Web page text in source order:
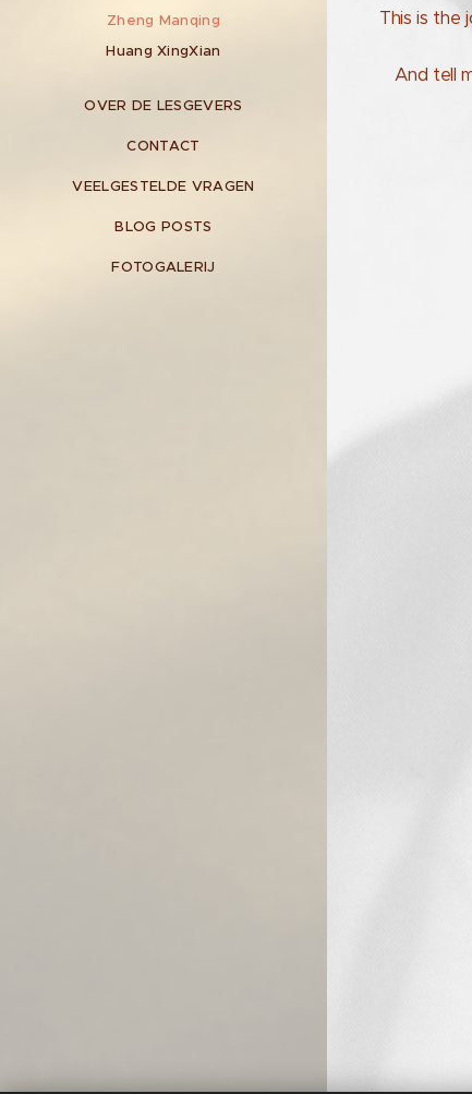
Zheng Manqing
Huang XingXian
OVER DE LESGEVERS
CONTACT
VEELGESTELDE VRAGEN
BLOG POSTS
FOTOGALERIJ
This is the
And tell